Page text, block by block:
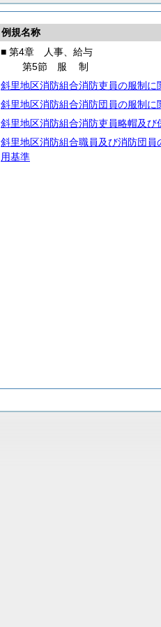
例規名称
■ 第4章 人事、給与
第5節 服制
斜里地区消防組合消防吏員の服制に
斜里地区消防組合消防団員の服制に
斜里地区消防組合消防吏員略帽及び
斜里地区消防組合職員及び消防団
用基準